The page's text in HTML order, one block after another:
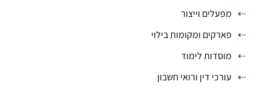
מפעלים וייצור
פארקים ומקומות בילוי
מוסדות לימוד
עורכי דין ורואי חשבון